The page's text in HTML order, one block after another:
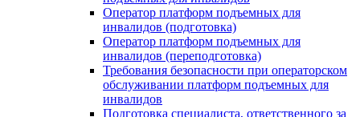
Оператор платформ подъемных для
инвалидов (подготовка)
Оператор платформ подъемных для
инвалидов (переподготовка)
Требования безопасности при операторском
обслуживании платформ подъемных для
инвалидов
Подготовка специалиста, ответственного за